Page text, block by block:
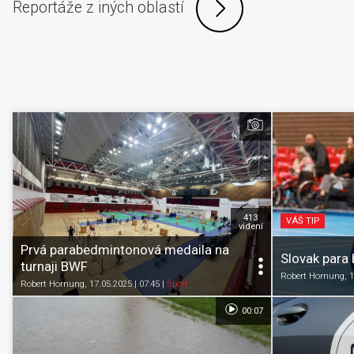
Reportáže z iných oblastí
Prvá parabedmintonová medaila na
turnaji BWF
Robert Hornung, 17.05.2025 | 07:45 Šport
413
videní
VÁŠ TIP
Slovak
Robert Hornung,
00:07